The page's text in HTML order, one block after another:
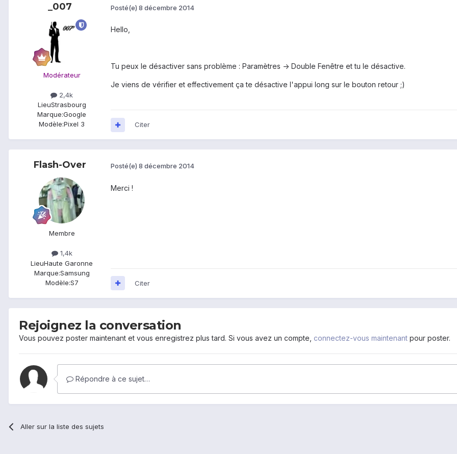
_007
Modérateur
2,4k
LieuStrasbourg
Marque:Google
Modèle:Pixel 3
Posté(e) 8 décembre 2014
Hello,
Tu peux le désactiver sans problème : Paramètres -> Double Fenêtre et tu le désactive.
Je viens de vérifier et effectivement ça te désactive l'appui long sur le bouton retour ;)
Citer
Flash-Over
Membre
1,4k
LieuHaute Garonne
Marque:Samsung
Modèle:S7
Posté(e) 8 décembre 2014
Merci !
Citer
Rejoignez la conversation
Vous pouvez poster maintenant et vous enregistrez plus tard. Si vous avez un compte, connectez-vous maintenant pour poster.
Répondre à ce sujet…
Aller sur la liste des sujets